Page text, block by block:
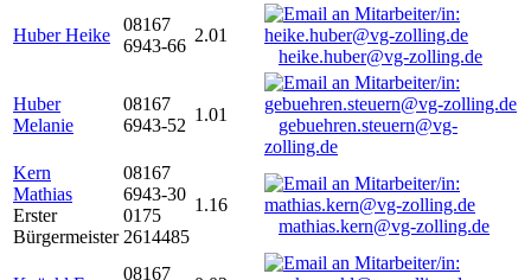
Huber Heike
08167
6943-66
2.01
heike.huber@vg-zolling.de
Huber
Melanie
08167
6943-52
1.01
gebuehren.steuern@vg-
zolling.de
Kern
Mathias
Erster
Bürgermeister
08167
6943-30
0175
2614485
1.16
mathias.kern@vg-zolling.de
08167